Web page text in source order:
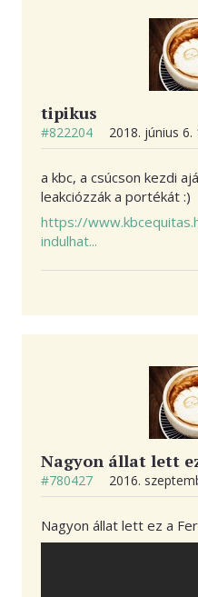
tipikus
#822204 2018. június 6.
a kbc, a csúcson kezdi
leakciózzák a portékát :)
https://
indulhat...
Nagyon állat lett
#780427 2016.
Nagyon állat lett ez a